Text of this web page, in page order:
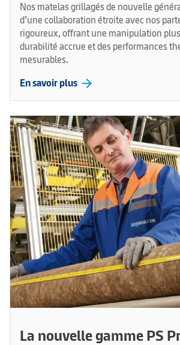
Nos matelas grillagés de nouvelle
d’une collaboration étroite avec nos
rigoureux, offrant une manipulation
durabilité accrue et des performances
mesurables.
En savoir plus arrow_forward
La nouvelle gamme PS